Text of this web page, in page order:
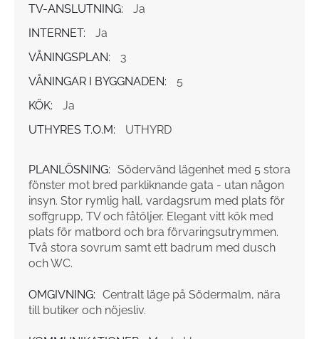
TV-ANSLUTNING:
Ja
INTERNET:
Ja
VÅNINGSPLAN:
3
VÅNINGAR I BYGGNADEN:
5
KÖK:
Ja
UTHYRES T.O.M:
UTHYRD
PLANLÖSNING: Södervänd lägenhet med 5 stora
fönster mot bred parkliknande gata - utan någon
insyn. Stor rymlig hall, vardagsrum med plats för
soffgrupp, TV och fåtöljer. Elegant vitt kök med
plats för matbord och bra förvaringsutrymmen.
Två stora sovrum samt ett badrum med dusch
och WC.
OMGIVNING: Centralt läge på Södermalm, nära
till butiker och nöjesliv.